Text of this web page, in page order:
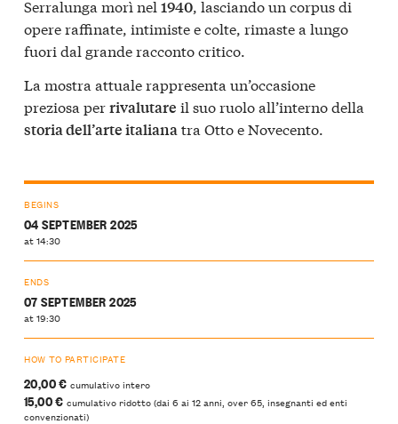
Serralunga morì nel 1940, lasciando un corpus di
opere raffinate, intimiste e colte, rimaste a lungo
fuori dal grande racconto critico.
La mostra attuale rappresenta un’occasione
preziosa perrivalutare il suo ruolo all’interno della
storia dell’arte italianatra Otto e Novecento.
BEGINS
04 SEPTEMBER 2025
at 14:30
ENDS
07 SEPTEMBER 2025
at 19:30
HOW TO PARTICIPATE
20,00 € cumulativo intero
15,00 € cumulativo ridotto (dai 6 ai 12 anni, over 65, insegnanti ed enti
convenzionati)